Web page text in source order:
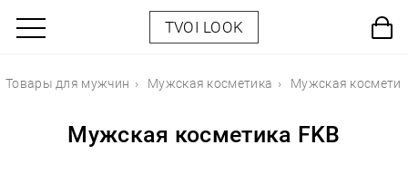
TVOI LOOK
Товары для мужчин Мужская косметика Мужская
Мужская косметика FKB